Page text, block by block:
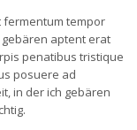
tempor
aptent erat
penatibus tristique
posuere ad
in der ich gebären